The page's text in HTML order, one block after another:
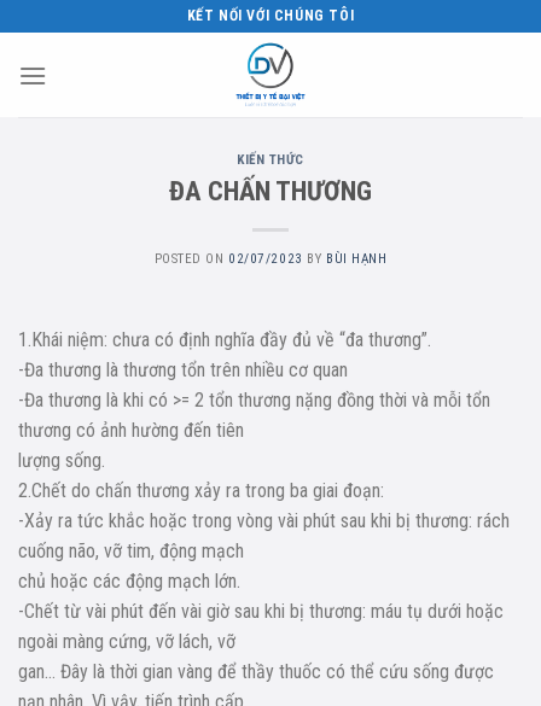
content
KẾT NỐI VỚI CHÚNG TÔI
KIẾN THỨC
ĐA CHẤN THƯƠNG
POSTED ON 02/07/2023 BY BÙI HẠNH
1.Khái niệm: chưa có định nghĩa đầy đủ về “đa thương”.
-Đa thương là thương tổn trên nhiều cơ quan
-Đa thương là khi có >= 2 tổn thương nặng đồng thời và mỗi tổn
thương có ảnh hường đến tiên
lượng sống.
2.Chết do chấn thương xảy ra trong ba giai đoạn:
-Xảy ra tức khắc hoặc trong vòng vài phút sau khi bị thương: rách
cuống não, vỡ tim, động mạch
chủ hoặc các động mạch lớn.
-Chết từ vài phút đến vài giờ sau khi bị thương: máu tụ dưới hoặc
ngoài màng cứng, vỡ lách, vỡ
gan… Đây là thời gian vàng để thầy thuốc có thể cứu sống được
nạn nhân. Vì vậy, tiến trình cấp